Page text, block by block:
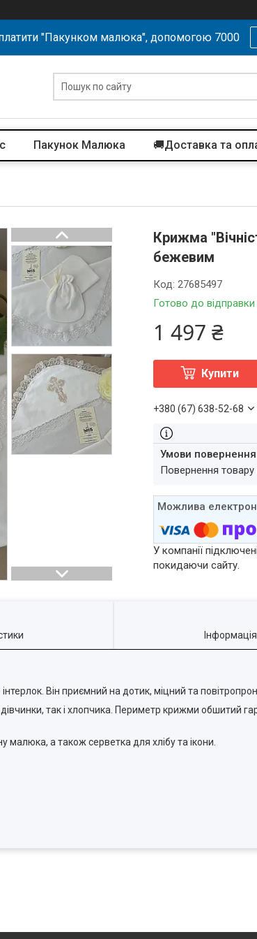
"Пакунком малюка", допомогою 7000
Пакунок Малюка 🚚Доставка та
Крижма
бежевим
Готово до відправки
Код:27685497
1 497 ₴
Купити
+380 (67) 638-52-68
повернення
У компанії
покидаючи сайту.
Він приємний на дотик, міцний та
так і хлопчика. Периметр крижми обшитий
а також серветка для хлібу та ікони.